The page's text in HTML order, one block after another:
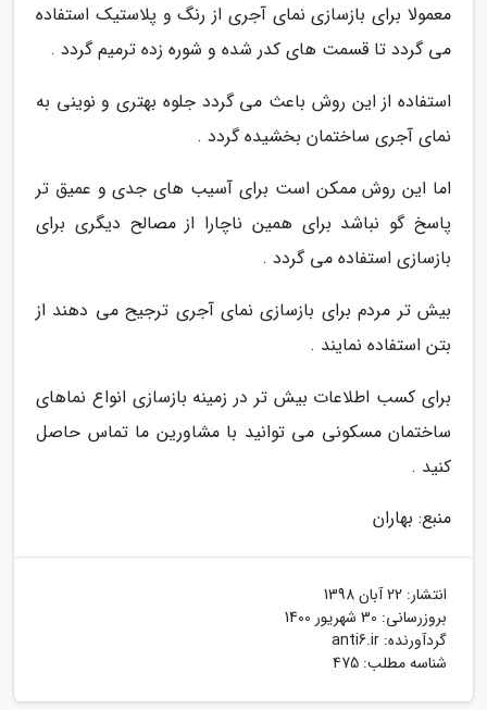
معمولا برای بازسازی نمای آجری از رنگ و پلاستیک استفاده
می گردد تا قسمت های کدر شده و شوره زده ترمیم گردد .
استفاده از این روش باعث می گردد جلوه بهتری و نوینی به
نمای آجری ساختمان بخشیده گردد .
اما این روش ممکن است برای آسیب های جدی و عمیق تر
پاسخ گو نباشد برای همین ناچارا از مصالح دیگری برای
بازسازی استفاده می گردد .
بیش تر مردم برای بازسازی نمای آجری ترجیح می دهند از
بتن استفاده نمایند .
برای کسب اطلاعات بیش تر در زمینه بازسازی انواع نماهای
ساختمان مسکونی می توانید با مشاورین ما تماس حاصل
کنید .
منبع: بهاران
انتشار: 22 آبان 1398
بروزرسانی: 30 شهریور 1400
گردآورنده: anti6.ir
شناسه مطلب: 475